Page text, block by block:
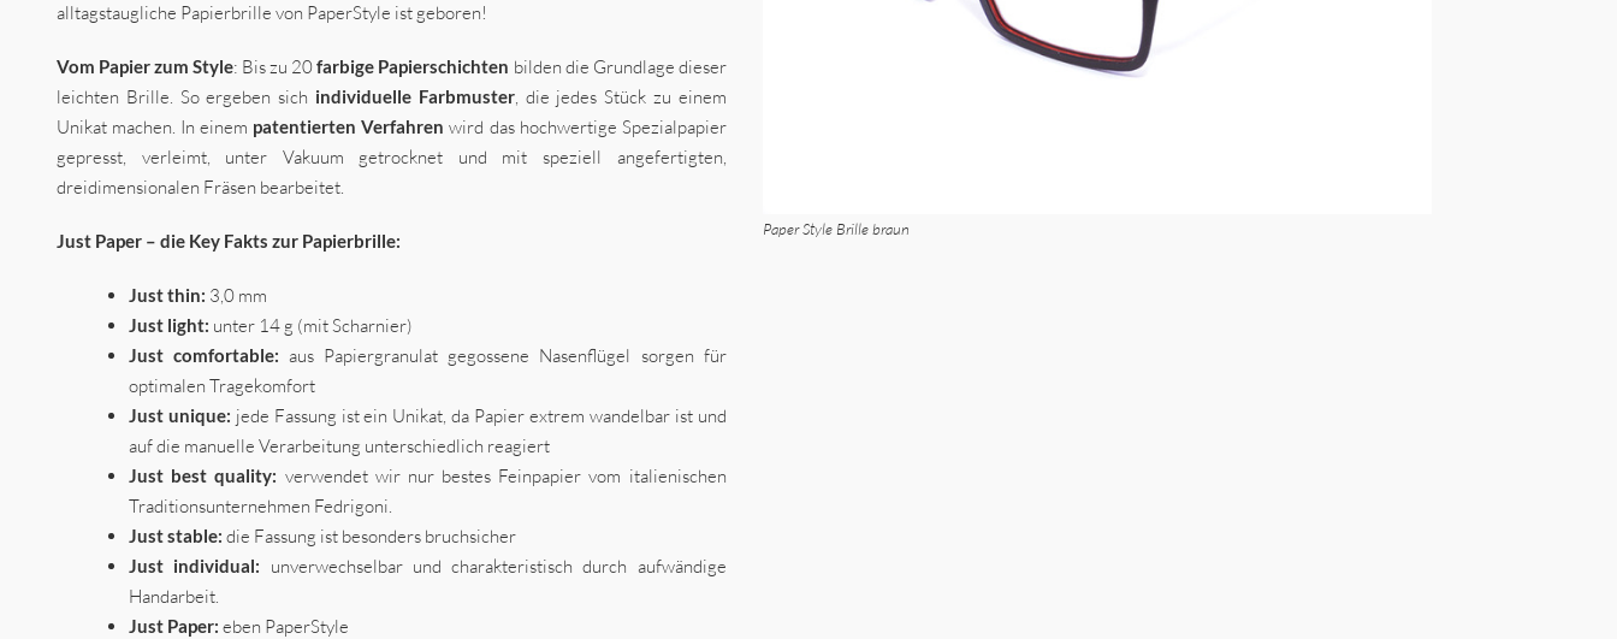
Paper Style Brille braun
alltagstaugliche Papierbrille von PaperStyle ist geboren!
Vom Papier zum Style: Bis zu 20farbige Papierschichten bilden die Grundlage dieser
leichten Brille. So ergeben sich individuelle Farbmuster, die jedes Stück zu einem
Unikat machen. In einem patentierten Verfahren wird das hochwertige Spezialpapier
gepresst, verleimt, unter Vakuum getrocknet und mit speziell angefertigten,
dreidimensionalen Fräsen bearbeitet.
Just Paper – die Key Fakts zur Papierbrille:
Just thin: 3,0 mm
Just light: unter 14 g (mit Scharnier)
Just comfortable: aus Papiergranulat gegossene Nasenflügel sorgen für
optimalen Tragekomfort
Just unique: jede Fassung ist ein Unikat, da Papier extrem wandelbar ist und
auf die manuelle Verarbeitung unterschiedlich reagiert
Just best quality: verwendet wir nur bestes Feinpapier vom italienischen
Traditionsunternehmen Fedrigoni.
Just stable: die Fassung ist besonders bruchsicher
Just individual: unverwechselbar und charakteristisch durch aufwändige
Handarbeit.
Just Paper: eben PaperStyle